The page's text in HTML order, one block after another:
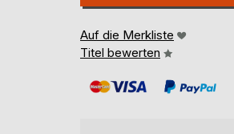
Auf die Merkliste
Titel bewerten